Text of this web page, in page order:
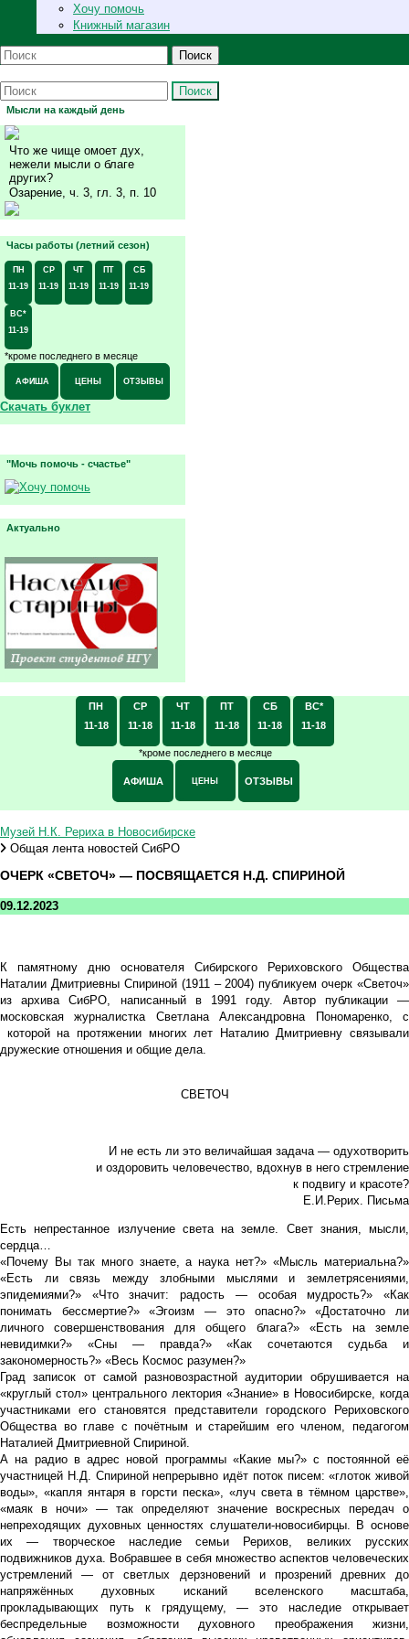
Хочу помочь
Книжный магазин
Поиск
Поиск
Мысли на каждый день
Что же чище омоет дух,
нежели мысли о благе
других?
Озарение, ч. 3, гл. 3, п. 10
Часы работы (летний сезон)
ПН
11-19
СР
11-19
ЧТ
11-19
ПТ
11-19
СБ
11-19
ВС*
11-19
*кроме последнего в месяце
АФИША ЦЕНЫ ОТЗЫВЫ
Скачать буклет
"Мочь помочь - счастье"
Актуально
ПН
11-18
СР
11-18
ЧТ
11-18
ПТ
11-18
СБ
11-18
ВС*
11-18
*кроме последнего в месяце
АФИША ЦЕНЫ ОТЗЫВЫ
Музей Н.К. Рериха в Новосибирске
Общая лента новостей СибРО
ОЧЕРК «СВЕТОЧ» — ПОСВЯЩАЕТСЯ Н.Д. СПИРИНОЙ
09.12.2023
К памятному дню основателя Сибирского Рериховского Общества
Наталии Дмитриевны Спириной (1911 – 2004) публикуем очерк «Светоч»
из архива СибРО, написанный в 1991 году. Автор публикации —
московская журналистка Светлана Александровна Пономаренко, с
которой на протяжении многих лет Наталию Дмитриевну связывали
дружеские отношения и общие дела.
СВЕТОЧ
И не есть ли это величайшая задача — одухотворить
и оздоровить человечество, вдохнув в него стремление
к подвигу и красоте?
Е.И.Рерих. Письма
Есть непрестанное излучение света на земле. Свет знания, мысли,
сердца…
«Почему Вы так много знаете, а наука нет?» «Мысль материальна?»
«Есть ли связь между злобными мыслями и землетрясениями,
эпидемиями?» «Что значит: радость — особая мудрость?» «Как
понимать бессмертие?» «Эгоизм — это опасно?» «Достаточно ли
личного совершенствования для общего блага?» «Есть на земле
невидимки?» «Сны — правда?» «Как сочетаются судьба и
закономерность?» «Весь Космос разумен?»
Град записок от самой разновозрастной аудитории обрушивается на
«круглый стол» центрального лектория «Знание» в Новосибирске, когда
участниками его становятся представители городского Рериховского
Общества во главе с почётным и старейшим его членом, педагогом
Наталией Дмитриевной Спириной.
А на радио в адрес новой программы «Какие мы?» с постоянной её
участницей Н.Д. Спириной непрерывно идёт поток писем: «глоток живой
воды», «капля янтаря в горсти песка», «луч света в тёмном царстве»,
«маяк в ночи» — так определяют значение воскресных передач о
непреходящих духовных ценностях слушатели-новосибирцы. В основе
их — творческое наследие семьи Рерихов, великих русских
подвижников духа. Вобравшее в себя множество аспектов человеческих
устремлений — от светлых дерзновений и прозрений древних до
напряжённых духовных исканий вселенского масштаба,
прокладывающих путь к грядущему, — это наследие открывает
беспредельные возможности духовного преображения жизни,